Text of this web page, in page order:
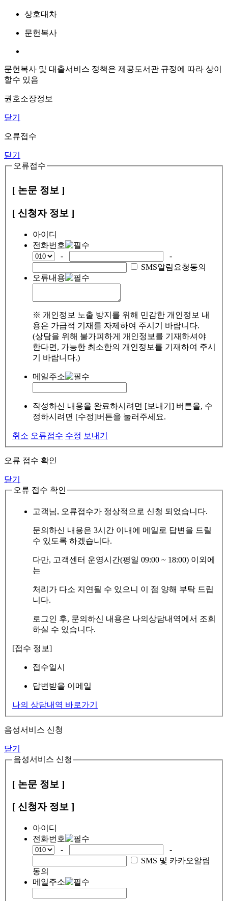
상호대차
문헌복사
문헌복사 및 대출서비스 정책은 제공도서관 규정에 따라 상이
할수 있음
권호소장정보
닫기
오류접수
닫기
오류접수
[ 논문 정보 ]
[ 신청자 정보 ]
아이디
전화번호
-
-
SMS알림요청동의
오류내용
※ 개인정보 노출 방지를 위해 민감한 개인정보 내
용은 가급적 기재를 자제하여 주시기 바랍니다.
(상담을 위해 불가피하게 개인정보를 기재하셔야
한다면, 가능한 최소한의 개인정보를 기재하여 주시
기 바랍니다.)
메일주소
작성하신 내용을 완료하시려면 [보내기] 버튼을, 수
정하시려면 [수정]버튼을 눌러주세요.
취소 오류접수 수정 보내기
오류 접수 확인
닫기
오류 접수 확인
고객님, 오류접수가 정상적으로 신청 되었습니다.
문의하신 내용은 3시간 이내에 메일로 답변을 드릴
수 있도록 하겠습니다.
다만, 고객센터 운영시간(평일 09:00 ~ 18:00) 이외에
는
처리가 다소 지연될 수 있으니 이 점 양해 부탁 드립
니다.
로그인 후, 문의하신 내용은 나의상담내역에서 조회
하실 수 있습니다.
[접수 정보]
접수일시
답변받을 이메일
나의 상담내역 바로가기
음성서비스 신청
닫기
음성서비스 신청
[ 논문 정보 ]
[ 신청자 정보 ]
아이디
전화번호
-
-
SMS 및 카카오알림
동의
메일주소